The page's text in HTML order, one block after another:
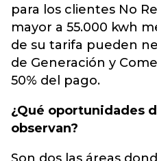
para los clientes No
mayor a 55.000 kwh
de su tarifa pueden
de Generación y
50% del pago.
¿Qué oportunidades
observan?